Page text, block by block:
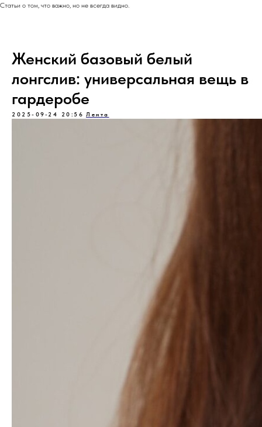
Статьи о том, что важно, но не всегда видно.
Женский базовый белый
лонгслив: универсальная вещь в
гардеробе
2025-09-24 20:56 Лента